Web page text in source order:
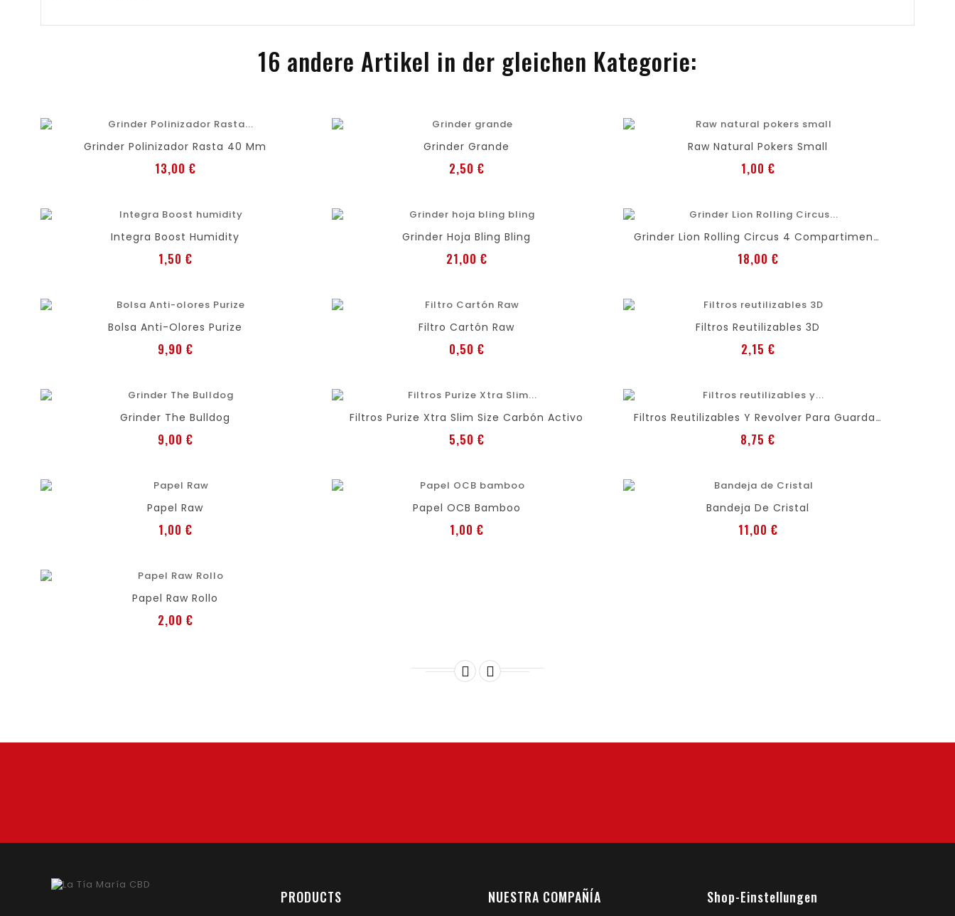
16 andere Artikel in der gleichen Kategorie:
favoriteshopping_cart
Grinder Polinizador Rasta 40 Mm
13,00 €Preis
favoriteout of stock
Grinder Grande
2,50 €Preis
favoriteshopping_cart
Raw Natural Pokers Small
1,00 €Preis
favoriteshopping_cart
Integra Boost Humidity
1,50 €Preis
favoriteshopping_cart
Grinder Hoja Bling Bling
21,00 €Preis
favoriteshopping_cart
Grinder Lion Rolling Circus 4 Compartimentos
18,00 €Preis
favoriteshopping_cart
Bolsa Anti-Olores Purize
9,90 €Preis
favoriteshopping_cart
Filtro Cartón Raw
0,50 €Preis
favoriteshopping_cart
Filtros Reutilizables 3D
2,15 €Preis
favoriteshopping_cart
Grinder The Bulldog
9,00 €Preis
favoriteshopping_cart
Filtros Purize Xtra Slim Size Carbón Activo
5,50 €Preis
favoriteshopping_cart
Filtros Reutilizables Y Revolver Para Guardarlos
8,75 €
favoriteshopping_cart
Papel Raw
1,00 €Preis
favoriteshopping_cart
Papel OCB Bamboo
1,00 €Preis
favoriteshopping_cart
Bandeja De Cristal
11,00 €Preis
favoriteshopping_cart
Papel Raw Rollo
2,00 €Preis
 
PRODUCTS NUESTRA COMPAÑÍA Shop-Einstellungen